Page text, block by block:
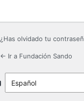
¿Has olvidado tu
← Ir a Fundación Sando
Idioma